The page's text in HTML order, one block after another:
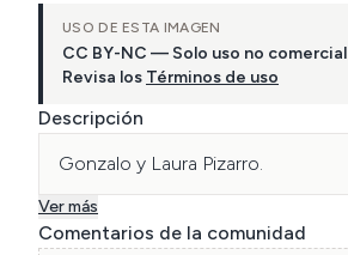
USO DE ESTA IMAGEN
CC BY-NC — Solo uso no comercial
Revisa los Términos de uso
Descripción
Ver más
Comentarios de la comunidad